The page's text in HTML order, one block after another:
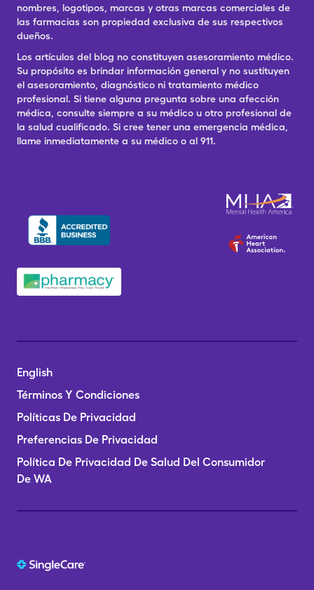
nombres, logotipos, marcas y otras marcas comerciales de
las farmacias son propiedad exclusiva de sus respectivos
dueños.
Los artículos del blog no constituyen asesoramiento médico.
Su propósito es brindar información general y no sustituyen
el asesoramiento, diagnóstico ni tratamiento médico
profesional. Si tiene alguna pregunta sobre una afección
médica, consulte siempre a su médico u otro profesional de
la salud cualificado. Si cree tener una emergencia médica,
llame inmediatamente a su médico o al 911.
English
Términos Y Condiciones
Políticas De Privacidad
Preferencias De Privacidad
Política De Privacidad De Salud Del Consumidor
De WA